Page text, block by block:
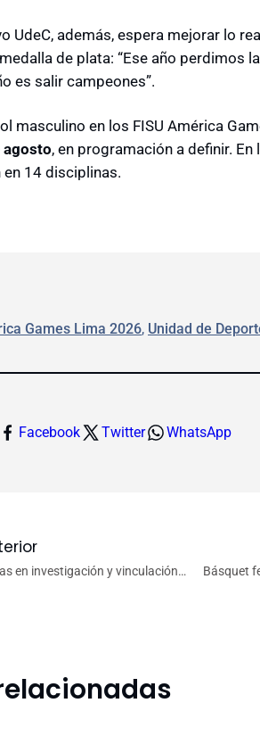
UdeC, además, espera mejorar lo
de plata: “Ese año perdimos
es salir campeones”.
masculino en los FISU América
agosto, en programación a definir.
14 disciplinas.
Games Lima 2026, Unidad de
Facebook Twitter WhatsApp
en investigación y vinculación
Básquet